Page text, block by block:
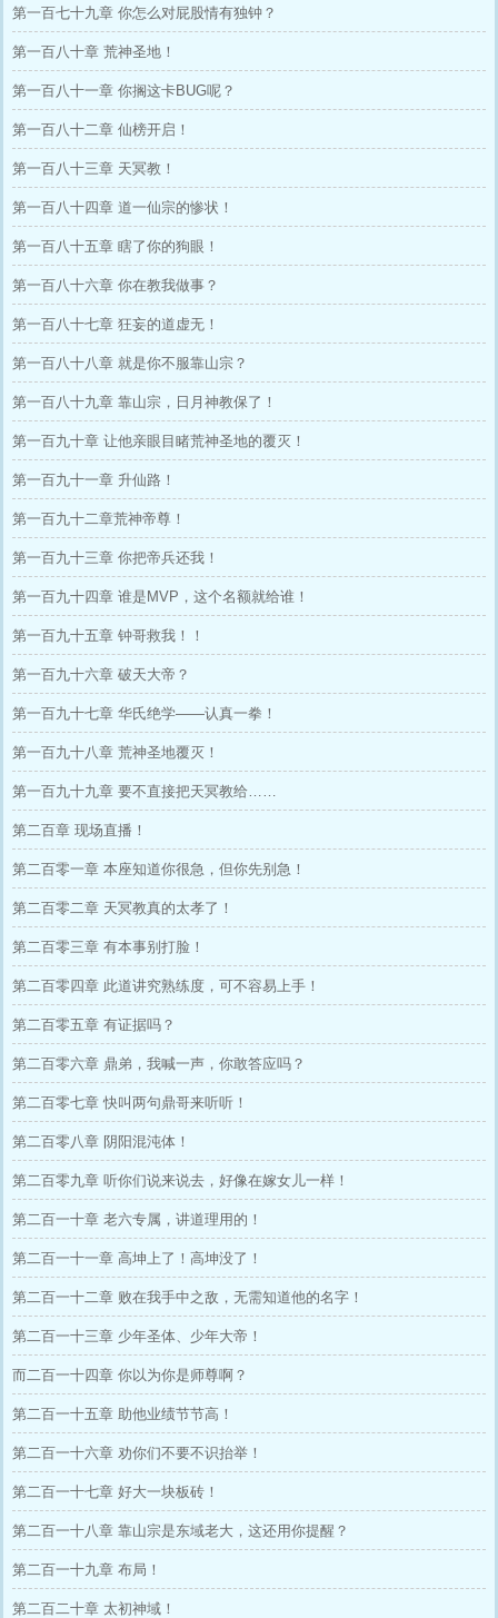
第一百七十九章 你怎么对屁股情有独钟？
第一百八十章 荒神圣地！
第一百八十一章 你搁这卡BUG呢？
第一百八十二章 仙榜开启！
第一百八十三章 天冥教！
第一百八十四章 道一仙宗的惨状！
第一百八十五章 瞎了你的狗眼！
第一百八十六章 你在教我做事？
第一百八十七章 狂妄的道虚无！
第一百八十八章 就是你不服靠山宗？
第一百八十九章 靠山宗，日月神教保了！
第一百九十章 让他亲眼目睹荒神圣地的覆灭！
第一百九十一章 升仙路！
第一百九十二章荒神帝尊！
第一百九十三章 你把帝兵还我！
第一百九十四章 谁是MVP，这个名额就给谁！
第一百九十五章 钟哥救我！！
第一百九十六章 破天大帝？
第一百九十七章 华氏绝学——认真一拳！
第一百九十八章 荒神圣地覆灭！
第一百九十九章 要不直接把天冥教给……
第二百章 现场直播！
第二百零一章 本座知道你很急，但你先别急！
第二百零二章 天冥教真的太孝了！
第二百零三章 有本事别打脸！
第二百零四章 此道讲究熟练度，可不容易上手！
第二百零五章 有证据吗？
第二百零六章 鼎弟，我喊一声，你敢答应吗？
第二百零七章 快叫两句鼎哥来听听！
第二百零八章 阴阳混沌体！
第二百零九章 听你们说来说去，好像在嫁女儿一样！
第二百一十章 老六专属，讲道理用的！
第二百一十一章 高坤上了！高坤没了！
第二百一十二章 败在我手中之敌，无需知道他的名字！
第二百一十三章 少年圣体、少年大帝！
而二百一十四章 你以为你是师尊啊？
第二百一十五章 助他业绩节节高！
第二百一十六章 劝你们不要不识抬举！
第二百一十七章 好大一块板砖！
第二百一十八章 靠山宗是东域老大，这还用你提醒？
第二百一十九章 布局！
第二百二十章 太初神域！